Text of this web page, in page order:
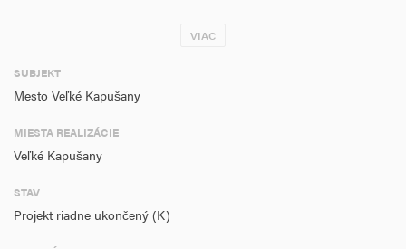
však spotreba elektrickej energie zvyšuje. V rámci projektu
zdroja s inštalačným výkonom 14,3kWp. Fotovoltické zariadenie
plánujeme umiestniť na streche budovy Základnej školy Jánosa
ulici Zoltána Fábryho.
základnej školy vynaložené na elektrickú energiu prostredníctvom
využitia obnoviteľného zdroja energie – slnečného fotovoltického
lokálneho zdroja.
VIAC
SUBJEKT
Mesto Veľké Kapušany
MIESTA REALIZÁCIE
Veľké Kapušany
STAV
Projekt riadne ukončený (K)